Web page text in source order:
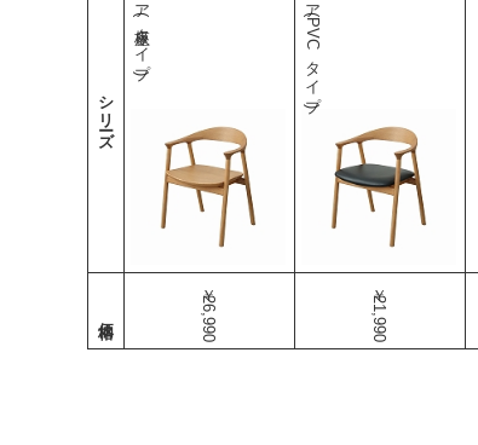
シリーズ
￥26,990
チェア(PVCタイプ)
￥21,990